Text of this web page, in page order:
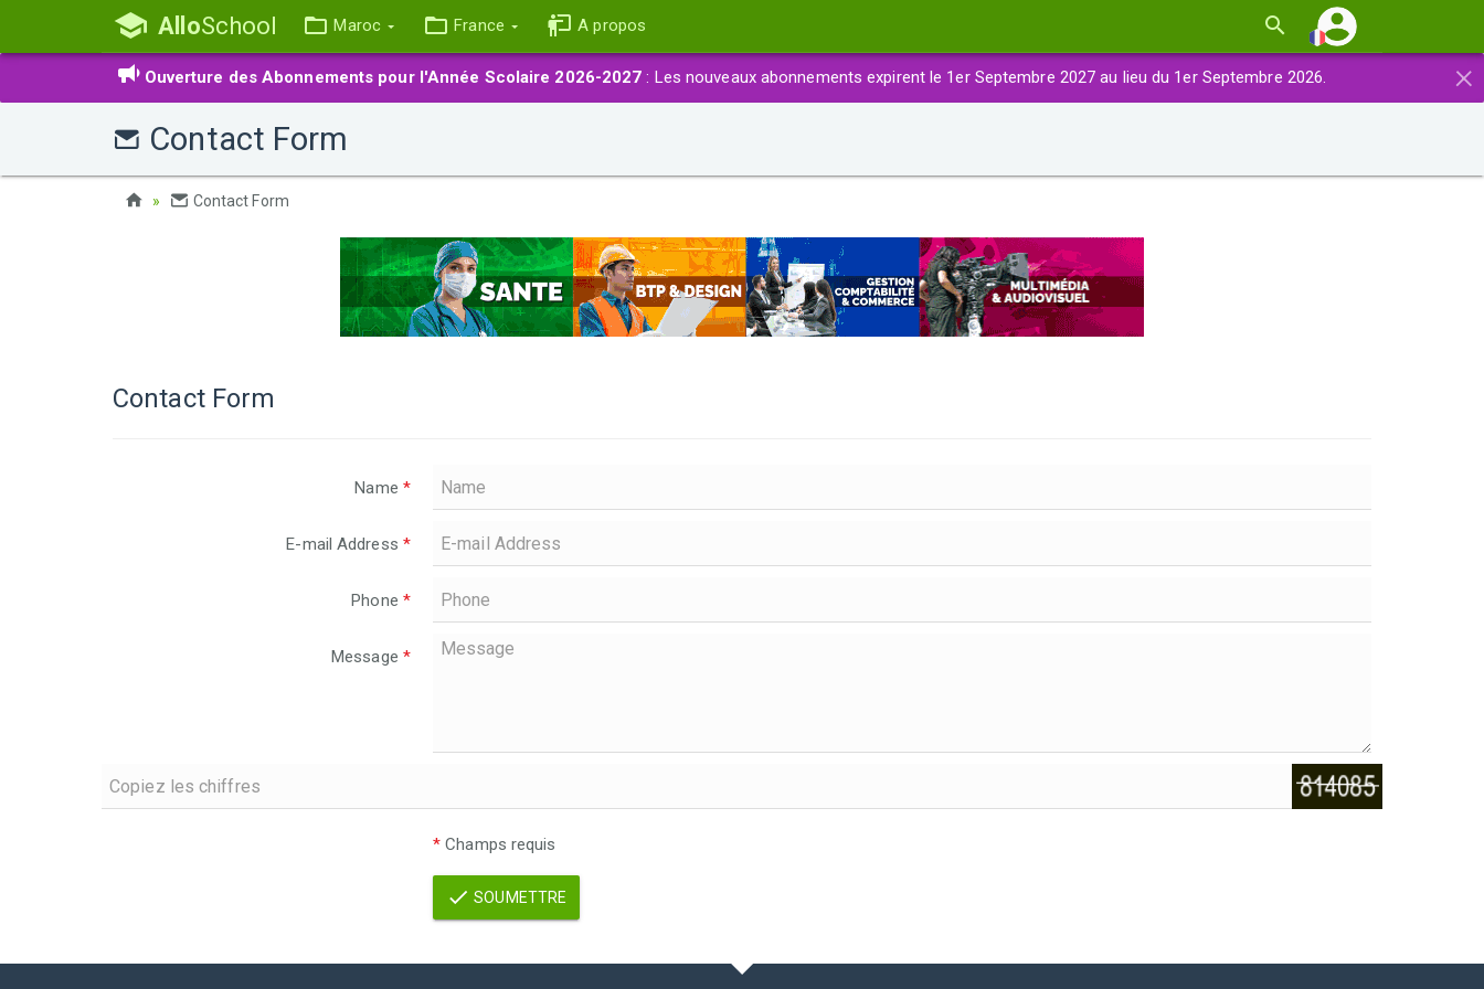
AlloSchool Maroc France A propos
×
Ouverture des Abonnements pour l'Année Scolaire 2026-2027 : Les nouveaux abonnements expirent le 1er Septembre 2027 au lieu du 1er Septembre 2026.
Contact Form
Contact Form
Contact Form
Name *
E-mail Address *
Phone *
Message *
* Champs requis
SOUMETTRE